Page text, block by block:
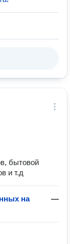
бытовой
и т.д
на
—